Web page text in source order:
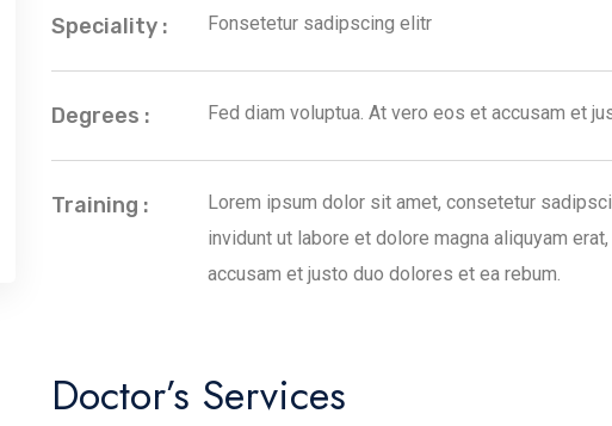
Speciality : Fonsetetur sadipscing elitr
Degrees : Fed diam voluptua. At vero eos et accusam et
Training :
Lorem ipsum dolor sit amet, consetetur
invidunt ut labore et dolore magna aliquyam
accusam et justo duo dolores et ea rebum.
Doctor’s Services